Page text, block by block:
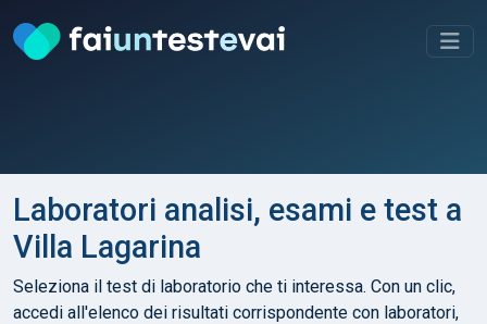
Laboratori analisi, esami e test a
Villa Lagarina
Seleziona il test di laboratorio che ti interessa. Con un clic,
accedi all'elenco dei risultati corrispondente con laboratori,